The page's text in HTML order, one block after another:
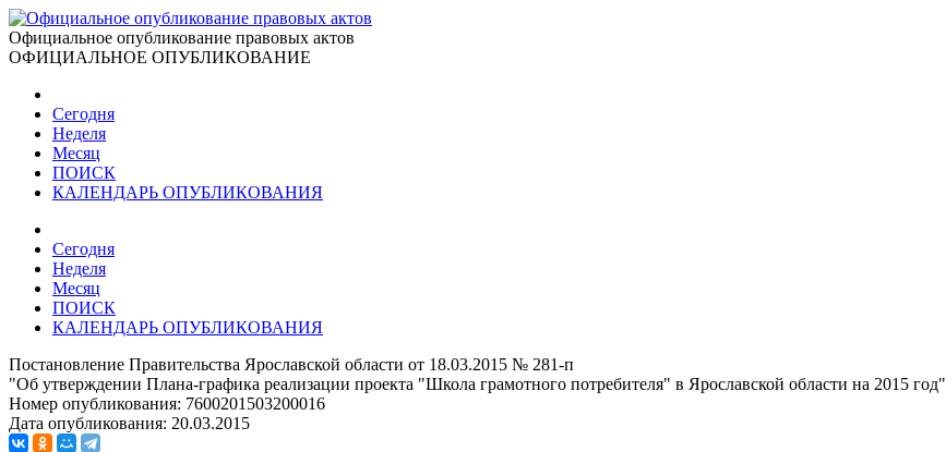
Официальное опубликование правовых актов
ОФИЦИАЛЬНОЕ ОПУБЛИКОВАНИЕ
Сегодня
Неделя
Месяц
ПОИСК
КАЛЕНДАРЬ ОПУБЛИКОВАНИЯ
Сегодня
Неделя
Месяц
ПОИСК
КАЛЕНДАРЬ ОПУБЛИКОВАНИЯ
Постановление Правительства Ярославской области от 18.03.2015 № 281-п
"Об утверждении Плана-графика реализации проекта "Школа грамотного потребителя" в Ярославской области на 2015 год"
Номер опубликования: 7600201503200016
Дата опубликования: 20.03.2015